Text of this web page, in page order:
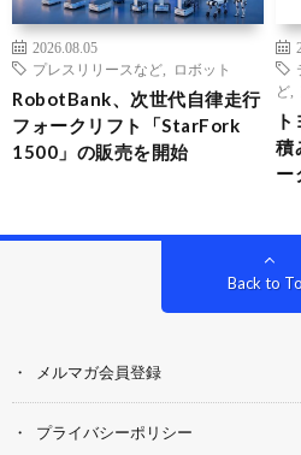
2026.08.05
プレスリリースなど
ロボット
RobotBank、次世代自律走行
フォークリフト「StarFork
1500」の販売を開始
ど
積
ー
Back to
メルマガ会員登録
プライバシーポリシー